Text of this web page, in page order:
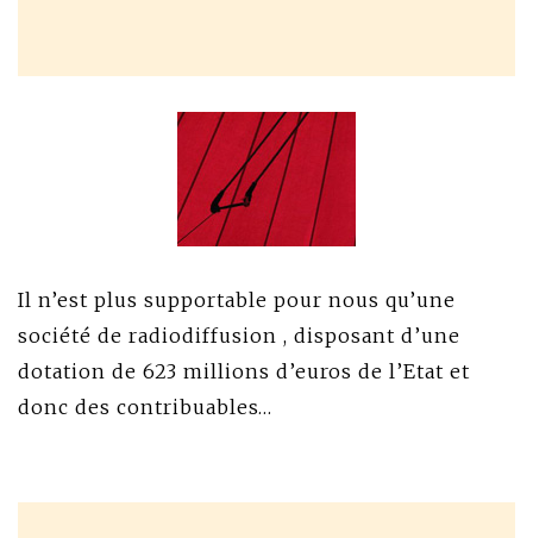
Il n’est plus supportable pour nous qu’une
société de radiodiffusion , disposant d’une
dotation de 623 millions d’euros de l’Etat et
donc des contribuables…